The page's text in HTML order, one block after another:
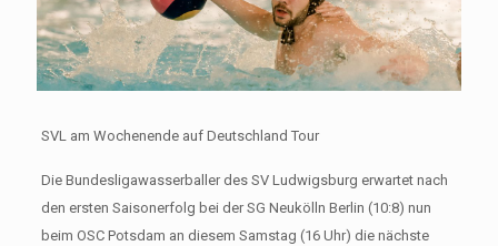
SVL am Wochenende auf Deutschland Tour
Die Bundesligawasserballer des SV Ludwigsburg erwartet nach
den ersten Saisonerfolg bei der SG Neukölln Berlin (10:8) nun
beim OSC Potsdam an diesem Samstag (16 Uhr) die nächste